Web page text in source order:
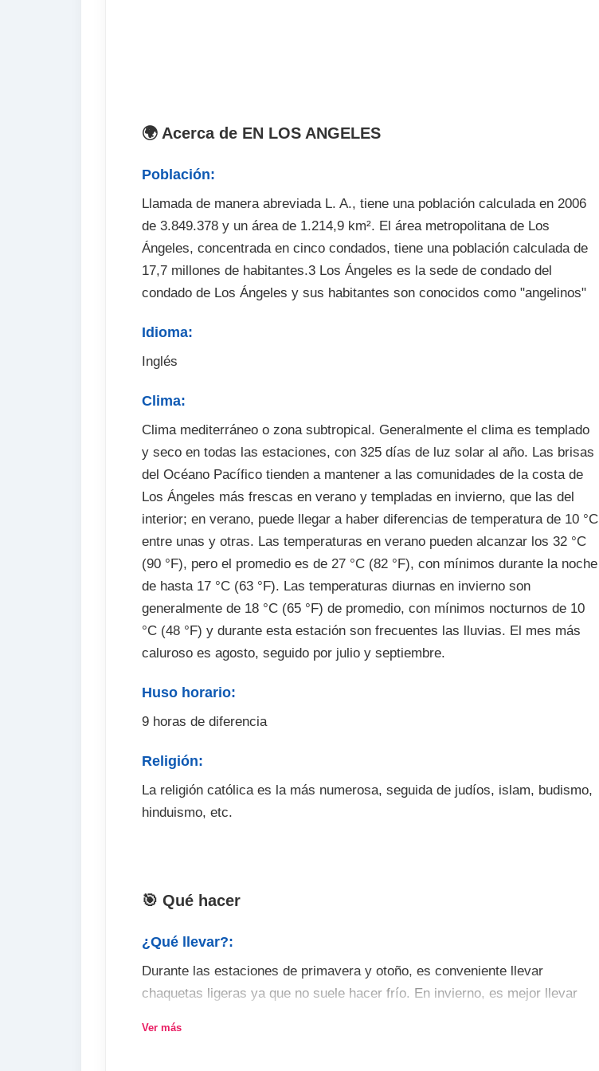
🌍 Acerca de EN LOS ANGELES
Población:
Llamada de manera abreviada L. A., tiene una población calculada en 2006
de 3.849.378 y un área de 1.214,9 km². El área metropolitana de Los
Ángeles, concentrada en cinco condados, tiene una población calculada de
17,7 millones de habitantes.3 Los Ángeles es la sede de condado del
condado de Los Ángeles y sus habitantes son conocidos como "angelinos"
Idioma:
Inglés
Clima:
Clima mediterráneo o zona subtropical. Generalmente el clima es templado
y seco en todas las estaciones, con 325 días de luz solar al año. Las brisas
del Océano Pacífico tienden a mantener a las comunidades de la costa de
Los Ángeles más frescas en verano y templadas en invierno, que las del
interior; en verano, puede llegar a haber diferencias de temperatura de 10 °C
entre unas y otras. Las temperaturas en verano pueden alcanzar los 32 °C
(90 °F), pero el promedio es de 27 °C (82 °F), con mínimos durante la noche
de hasta 17 °C (63 °F). Las temperaturas diurnas en invierno son
generalmente de 18 °C (65 °F) de promedio, con mínimos nocturnos de 10
°C (48 °F) y durante esta estación son frecuentes las lluvias. El mes más
caluroso es agosto, seguido por julio y septiembre.
Huso horario:
9 horas de diferencia
Religión:
La religión católica es la más numerosa, seguida de judíos, islam, budismo,
hinduismo, etc.
🎯 Qué hacer
¿Qué llevar?:
Durante las estaciones de primavera y otoño, es conveniente llevar
chaquetas ligeras ya que no suele hacer frío. En invierno, es mejor llevar
Ver más